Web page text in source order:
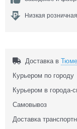
Низкая
Доставка в
Курьером по городу
Курьером в города-
Самовывоз
Доставка